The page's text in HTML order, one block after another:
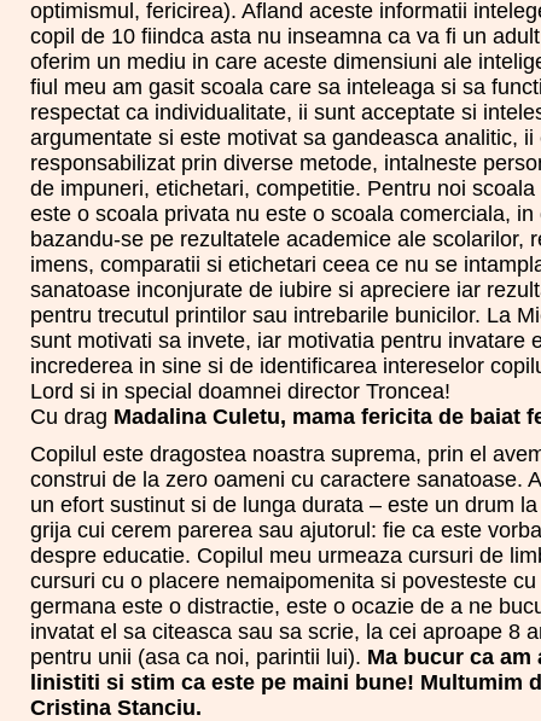
optimismul, fericirea). Afland aceste informatii
copil de 10 fiindca asta nu inseamna ca va fi un
oferim un mediu in care aceste dimensiuni ale
fiul meu am gasit scoala care sa inteleaga si sa
respectat ca individualitate, ii sunt acceptate si
argumentate si este motivat sa gandeasca analitic,
responsabilizat prin diverse metode, intalneste
de impuneri, etichetari, competitie. Pentru noi
este o scoala privata nu este o scoala comerciala,
bazandu-se pe rezultatele academice ale scolarilor,
imens, comparatii si etichetari ceea ce nu se
sanatoase inconjurate de iubire si apreciere iar
pentru trecutul printilor sau intrebarile bunicilor. La
sunt motivati sa invete, iar motivatia pentru invatare
increderea in sine si de identificarea intereselor
Lord si in special doamnei director Troncea!
Cu drag Madalina Culetu, mama fericita de baiat
Copilul este dragostea noastra suprema, prin el
construi de la zero oameni cu caractere sanatoase.
un efort sustinut si de lunga durata – este un drum
grija cui cerem parerea sau ajutorul: fie ca este
despre educatie. Copilul meu urmeaza cursuri de
cursuri cu o placere nemaipomenita si povesteste
germana este o distractie, este o ocazie de a ne
invatat el sa citeasca sau sa scrie, la cei aproape 8
pentru unii (asa ca noi, parintii lui). Ma bucur ca
linistiti si stim ca este pe maini bune! Multumim
Cristina Stanciu.